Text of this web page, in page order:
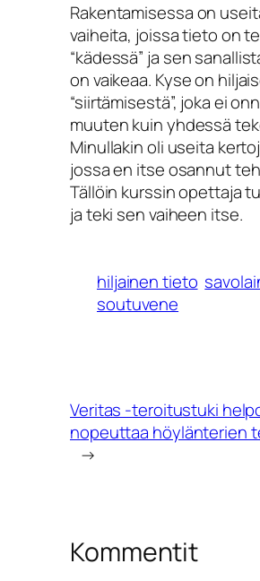
Rakentamisessa on
vaiheita, joissa tieto on
“kädessä” ja sen
on vaikeaa. Kyse on
“siirtämisestä”, joka ei
muuten kuin yhdessä
Minullakin oli useita
jossa en itse osannut
Tällöin kurssin opettaja
ja teki sen vaiheen itse.
hiljainen tieto
soutuvene
Veritas -teroitustuki
nopeuttaa höylänterien
→
Kommentit